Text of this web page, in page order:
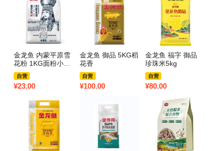
金龙鱼 内蒙平原雪
花粉 1KG面粉小麦
粉面条馒头饺子
自营
¥23.00
金龙鱼 御品 5KG稻
花香
自营
¥100.00
金龙鱼 福字 御品
珍珠米5kg
自营
¥80.00